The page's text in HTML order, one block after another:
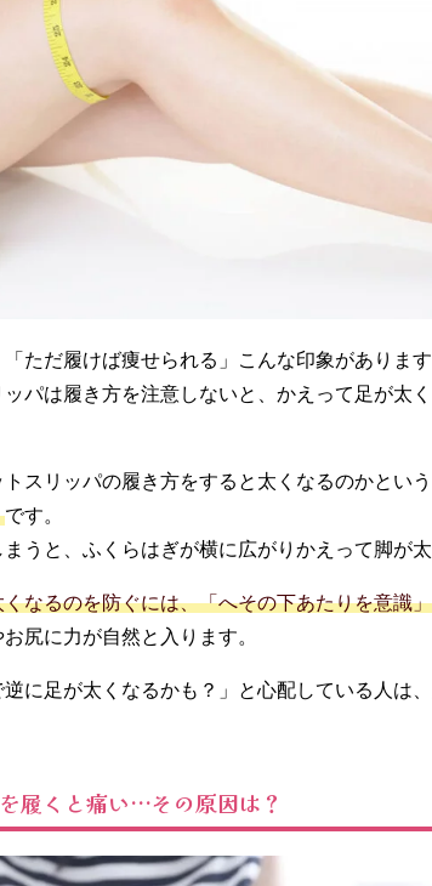
ただ履けば痩せられる」こんな印象があります
パは履き方を注意しないと、かえって足が太
スリッパの履き方をすると太くなるのかという
です。
うと、ふくらはぎが横に広がりかえって脚が
なるのを防ぐには、「へその下あたりを意識
尻に力が自然と入ります。
逆に足が太くなるかも？」と心配している人は
履くと痛い…その原因は？